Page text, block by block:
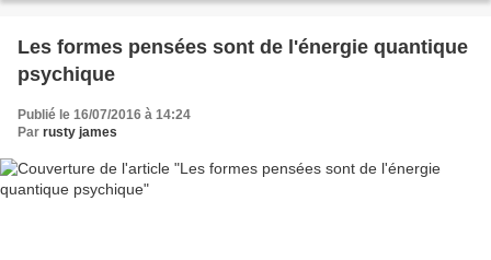
Les formes pensées sont de l'énergie quantique
psychique
Publié le 16/07/2016 à 14:24
Par rusty james